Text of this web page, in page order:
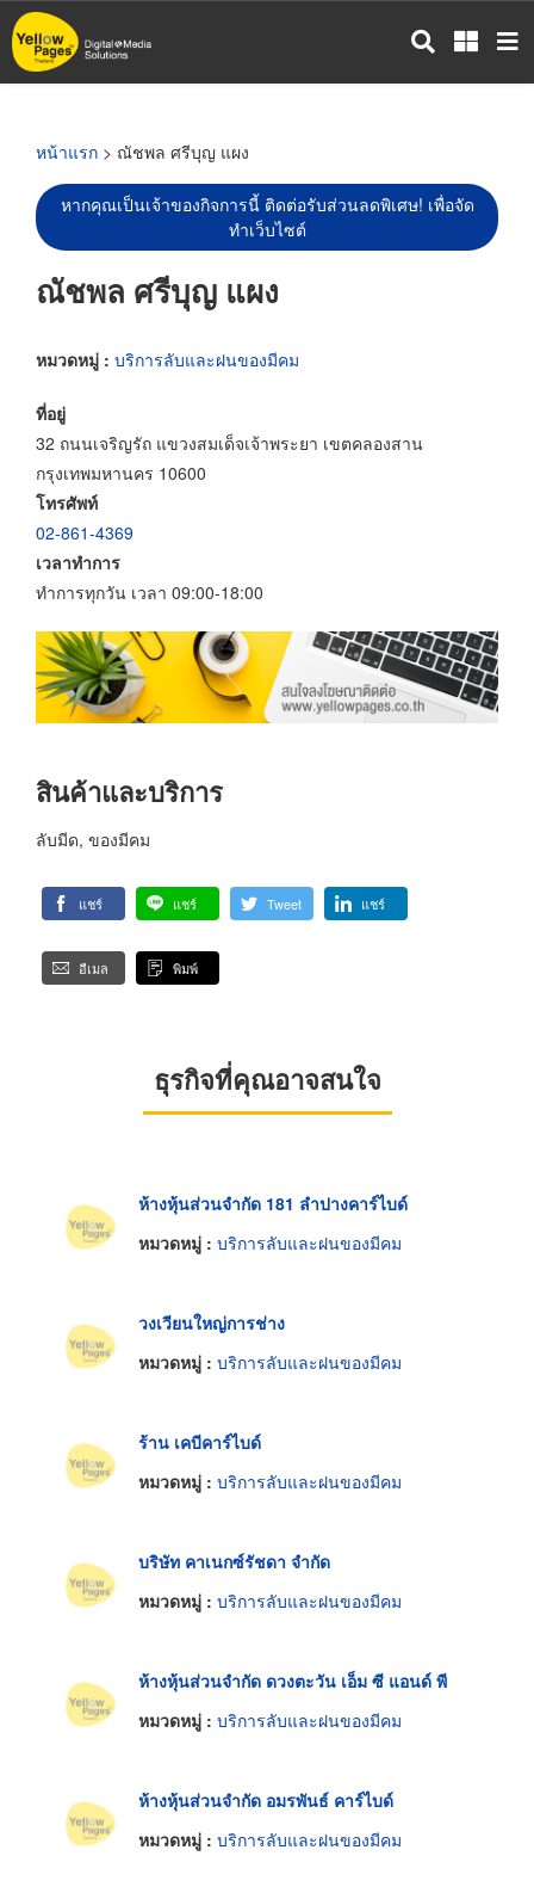
ข้าม
ไป
หน้าแรก > ณัชพล ศรีบุญ แผง
หากคุณเป็นเจ้าของกิจการนี้ ติดต่อรับส่วนลดพิเศษ! เพื่อจัด
ทำเว็บไซต์
ณัชพล ศรีบุญ แผง
หมวดหมู่ : บริการลับและฝนของมีคม
ที่อยู่
32 ถนนเจริญรัถ แขวงสมเด็จเจ้าพระยา เขตคลองสาน
กรุงเทพมหานคร 10600
โทรศัพท์
02-861-4369
เวลาทำการ
ทำการทุกวัน เวลา 09:00-18:00
สินค้าและบริการ
ลับมีด, ของมีคม
แชร์ แชร์ Tweet แชร์
อีเมล พิมพ์
ธุรกิจที่คุณอาจสนใจ
ห้างหุ้นส่วนจำกัด 181 ลำปางคาร์ไบด์
หมวดหมู่ : บริการลับและฝนของมีคม
วงเวียนใหญ่การช่าง
หมวดหมู่ : บริการลับและฝนของมีคม
ร้าน เคบีคาร์ไบด์
หมวดหมู่ : บริการลับและฝนของมีคม
บริษัท คาเนกซ์รัชดา จำกัด
หมวดหมู่ : บริการลับและฝนของมีคม
ห้างหุ้นส่วนจำกัด ดวงตะวัน เอ็ม ซี แอนด์ พี
หมวดหมู่ : บริการลับและฝนของมีคม
ห้างหุ้นส่วนจำกัด อมรพันธ์ คาร์ไบด์
หมวดหมู่ : บริการลับและฝนของมีคม